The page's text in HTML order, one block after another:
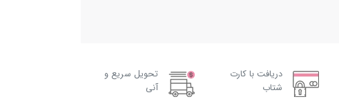
دریافت با کارت
شتاب
تحویل سریع و
آنی